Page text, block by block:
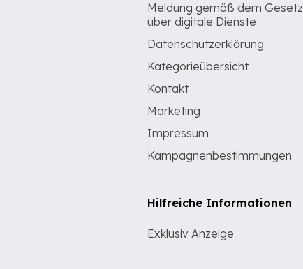
Meldung gemäß dem Gesetz
über digitale Dienste
Datenschutzerklärung
Kategorieübersicht
Kontakt
Marketing
Impressum
Kampagnenbestimmungen
Hilfreiche Informationen
Exklusiv Anzeige